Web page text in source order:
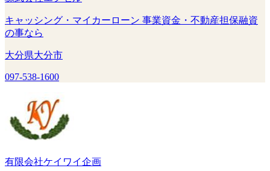
キャッシング・マイカーローン 事業資金・不動産担保融資
の事なら
大分県大分市
097-538-1600
有限会社ケイワイ企画